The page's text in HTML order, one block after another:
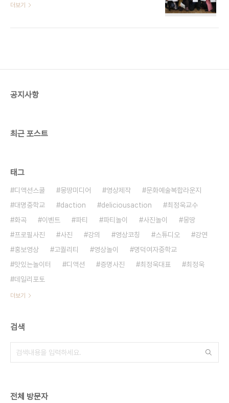
다 재치있고 재밌게 답변을 하셔서 역시 강의 분위기
간에 흘러갔고 모두의 아쉬움은 단체 사진으로나마
강서구청 및 마을강사 장소 : 화곡동 '맛있는놀이터'
더보기
공지사항
최근 포스트
태그
디액션스쿨 몽땅미디어 영상제작
문화예술복합라운지
대명중학교
daction deliciousaction
최정욱교수
화곡
이벤트 파티 파티놀이 사진놀이
몽땅
프로필사진
사진 강의 영상코칭 스튜디오
강연
홍보영상
고퀄리티 영상놀이
명덕여자중학교
맛있는놀이터
디액션 증명사진 최정욱대표
최정욱
데일리포토
더보기
검색
전체 방문자